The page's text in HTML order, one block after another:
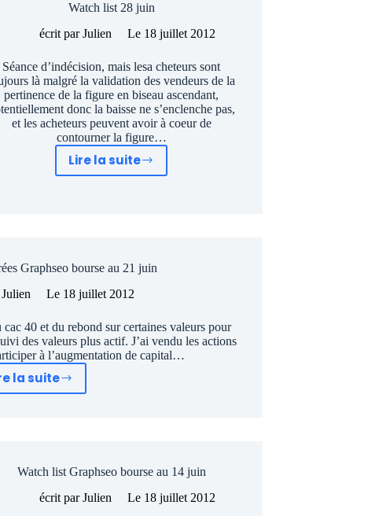
Watch list 28 juin
écrit par Julien Le 18 juillet 2012
Séance d’indécision, mais lesa cheteurs sont
là malgré la validation des vendeurs de la
pertinence de la figure en biseau ascendant,
donc la baisse ne s’enclenche pas,
et les acheteurs peuvent avoir à coeur de
contourner la figure…
Lire la suite
Watch
Graphseo bourse au 21 juin
Julien Le 18 juillet 2012
40 et du rebond sur certaines valeurs pour
des valeurs plus actif. J’ai vendu les actions
à l’augmentation de capital…
la suite
Liste
au
21
Watch list Graphseo bourse au 14 juin
écrit par Julien Le 18 juillet 2012